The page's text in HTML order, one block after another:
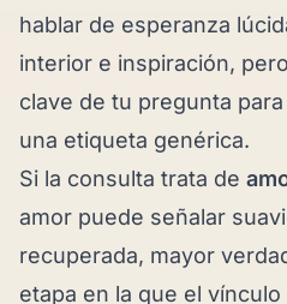
hablar de esperanza
interior e inspiración,
clave de tu pregunta
una etiqueta genérica.
Si la consulta trata de
amor puede señalar
recuperada, mayor
etapa en la que el